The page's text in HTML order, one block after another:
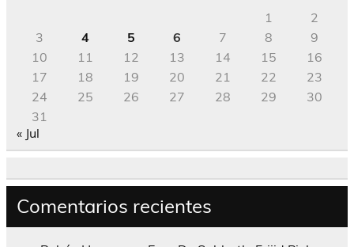
1
2
3
4 5 6 7 8
9
10
11 12 13 14 15
16
17
18 19 20 21 22
23
24
25 26 27 28 29
30
31
« Jul
Comentarios recientes